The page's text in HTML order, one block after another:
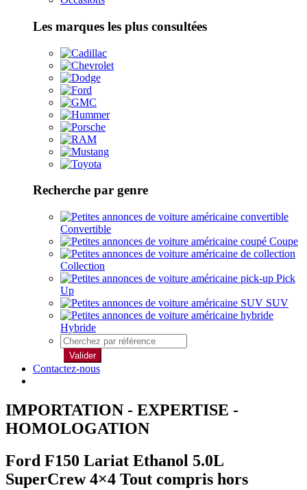
Les marques les plus consultées
Recherche par genre
Convertible
Coupe
Collection
Pick
Up
SUV
Hybride
Valider
Contactez-nous
IMPORTATION - EXPERTISE -
HOMOLOGATION
Ford F150 Lariat Ethanol 5.0L
SuperCrew 4×4 Tout compris hors